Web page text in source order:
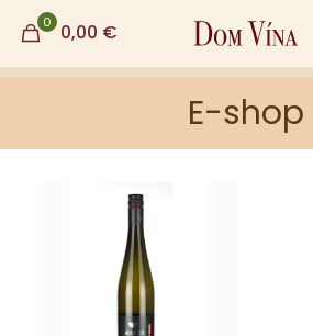
0 0,00 €
E-shop